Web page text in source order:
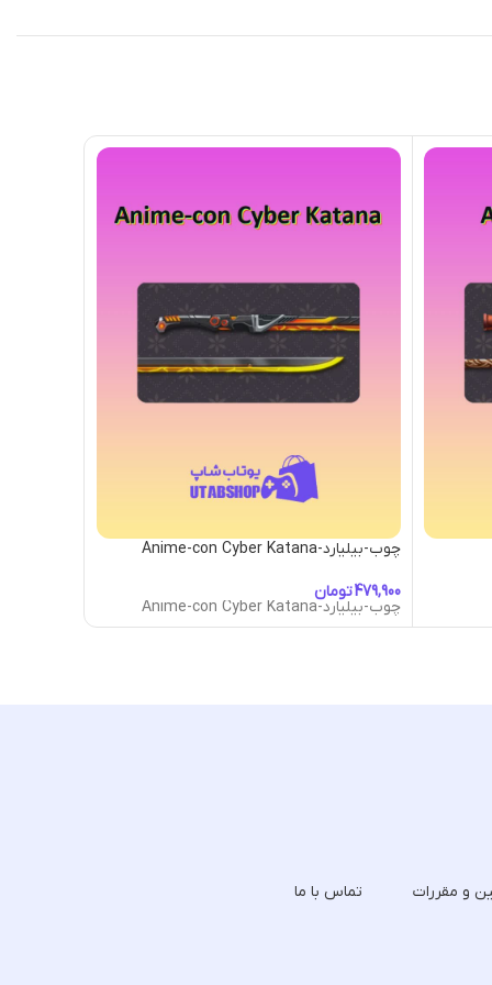
چوب-بیلیارد-Anime-con Cyber Katana
تومان
چوب-بیلیارد-Anime-con Cyber Katana
و مقررات تماس با ما